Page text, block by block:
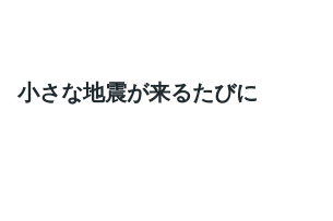
小さな地震が来るたびに